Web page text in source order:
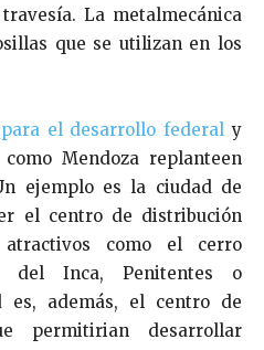
La metalmecánica
que se utilizan en los
el desarrollo federal y
Mendoza replanteen
ejemplo es la ciudad de
el centro de distribución
como el cerro
del Inca, Penitentes o
es, además, el centro de
permitirian desarrollar